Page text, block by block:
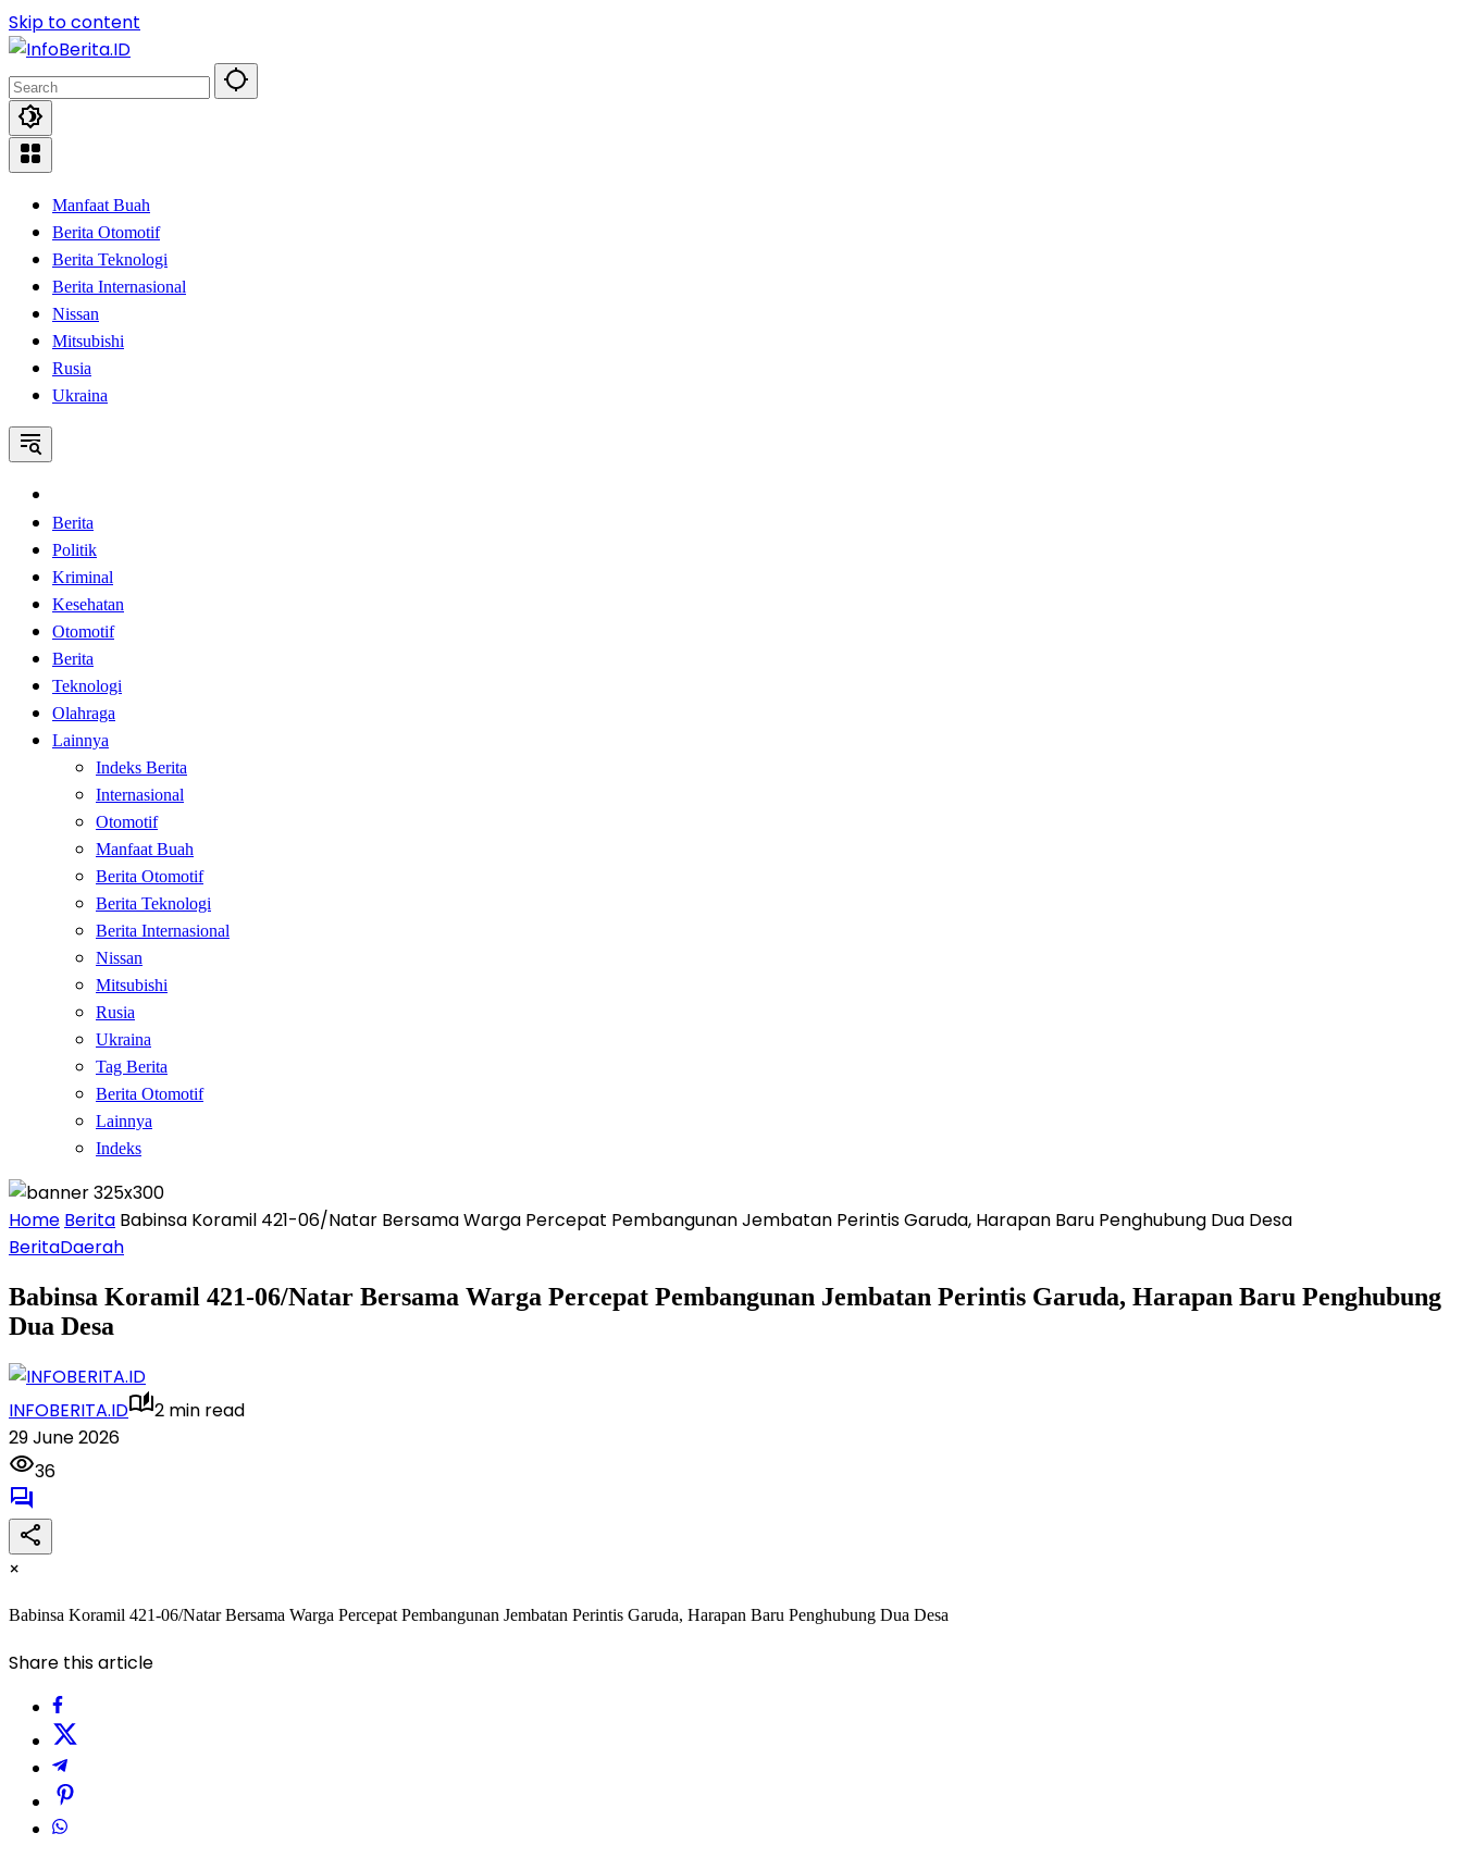
Skip to content
Manfaat Buah
Berita Otomotif
Berita Teknologi
Berita Internasional
Nissan
Mitsubishi
Rusia
Ukraina
Berita
Politik
Kriminal
Kesehatan
Otomotif
Berita
Teknologi
Olahraga
Lainnya
Indeks Berita
Internasional
Otomotif
Manfaat Buah
Berita Otomotif
Berita Teknologi
Berita Internasional
Nissan
Mitsubishi
Rusia
Ukraina
Tag Berita
Berita Otomotif
Lainnya
Indeks
Home Berita Babinsa Koramil 421-06/Natar Bersama Warga Percepat Pembangunan Jembatan Perintis Garuda, Harapan Baru Penghubung Dua Desa
BeritaDaerah
Babinsa Koramil 421-06/Natar Bersama Warga Percepat Pembangunan Jembatan Perintis Garuda, Harapan Baru Penghubung
Dua Desa
INFOBERITA.ID
2 min read
29 June 2026
36
×
Babinsa Koramil 421-06/Natar Bersama Warga Percepat Pembangunan Jembatan Perintis Garuda, Harapan Baru Penghubung Dua Desa
Share this article